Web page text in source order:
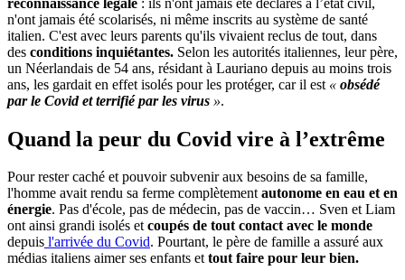
n'ont jamais été scolarisés, ni même inscrits au système de santé
italien. C'est avec leurs parents qu'ils vivaient reclus de tout, dans
des conditions inquiétantes. Selon les autorités italiennes, leur père,
un Néerlandais de 54 ans, résidant à Lauriano depuis au moins trois
ans, les gardait en effet isolés pour les protéger, car il est « obsédé
par le Covid et terrifié par les virus ».
Quand la peur du Covid vire à l’extrême
Pour rester caché et pouvoir subvenir aux besoins de sa famille,
l'homme avait rendu sa ferme complètementautonome en eau et en
énergie. Pas d'école, pas de médecin, pas de vaccin… Sven et Liam
ont ainsi grandi isolés etcoupés de tout contact avec le monde
depuis l'arrivée du Covid. Pourtant, le père de famille a assuré aux
médias italiens aimer ses enfants ettout faire pour leur bien.